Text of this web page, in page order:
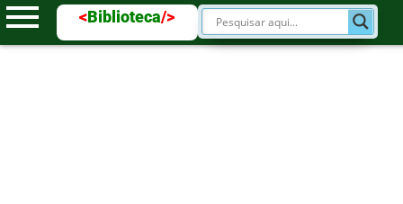
<Biblioteca/>